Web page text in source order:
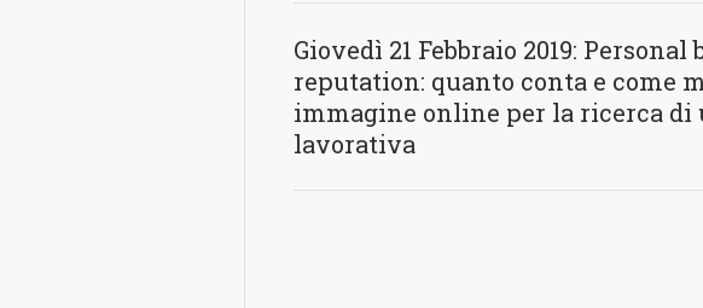
Giovedì 21 Febbraio 2019:
reputation: quanto conta e come
immagine online per la ricerca di
lavorativa